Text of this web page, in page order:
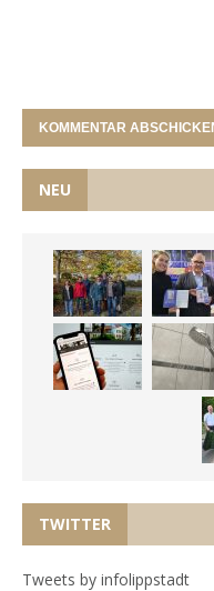
NEU
TWITTER
Tweets by infolippstadt